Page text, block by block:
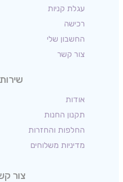
עגלת קניות
רכישה
החשבון שלי
צור קשר
אודות
תקנון החנות
החלפות והחזרות
מדיניות משלוחים
צור